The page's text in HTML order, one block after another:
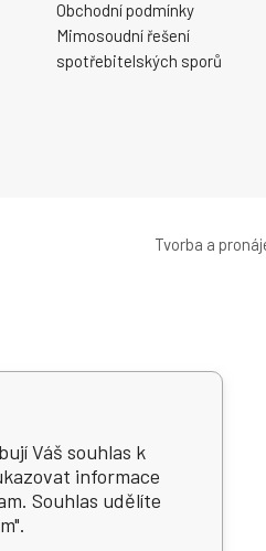
Obchodní podmínky
Mimosoudní řešení
spotřebitelských sporů
Tvorba a
Váš souhlas k
informace
Souhlas udělíte